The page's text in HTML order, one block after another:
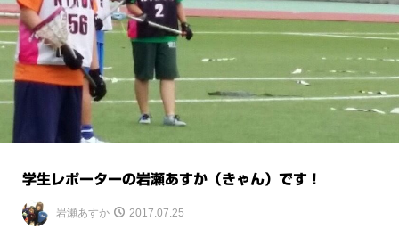
学生レポーターの岩瀬あすか（きゃん）です！
岩瀬あすか 2017.07.25